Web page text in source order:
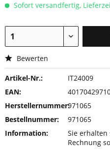
Sofort versandfertig,
Bewerten
Artikel-Nr.:
IT24009
EAN:
Herstellernummer:971065
Bestellnummer:
971065
Information:
Sie
Rechnung